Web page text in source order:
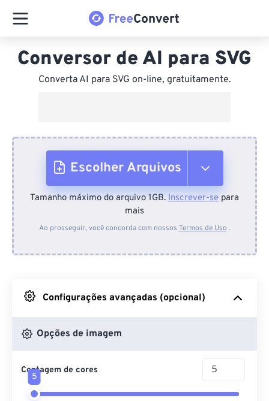
Conversor de AI para SVG
Converta AI para SVG on-line, gratuitamente.
Escolher Arquivos
Do dispositivo
Do Google Drive
Do OneDrive
Da URL
Tamanho máximo do arquivo 1GB. Inscrever-se para
mais
Ao prosseguir, você concorda com nossos Termos de Uso .
Configurações avançadas (opcional)
Opções de imagem
Contagem de cores
5